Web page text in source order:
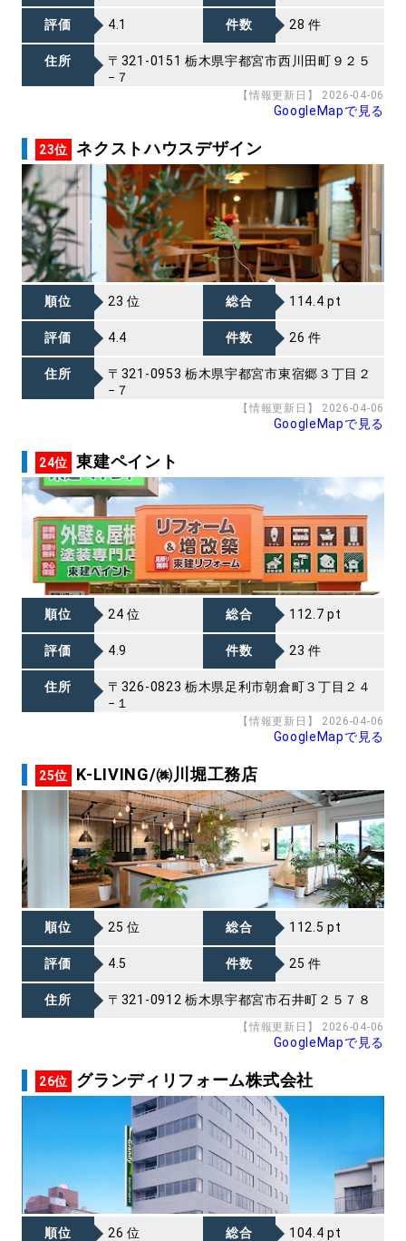
評価 4.1 件数 28 件
住所
〒321-0151 栃木県宇都宮市西川田町９２５
−７
【情報更新日】 2026-04-06
GoogleMapで見る
23位 ネクストハウスデザイン
順位 23 位 総合 114.4 pt
評価 4.4 件数 26 件
住所
〒321-0953 栃木県宇都宮市東宿郷３丁目２
−７
【情報更新日】 2026-04-06
GoogleMapで見る
24位 東建ペイント
順位 24 位 総合 112.7 pt
評価 4.9 件数 23 件
住所
〒326-0823 栃木県足利市朝倉町３丁目２４
−１
【情報更新日】 2026-04-06
GoogleMapで見る
25位 K-LIVING/㈱川堀工務店
順位 25 位 総合 112.5 pt
評価 4.5 件数 25 件
住所 〒321-0912 栃木県宇都宮市石井町２５７８
【情報更新日】 2026-04-06
GoogleMapで見る
26位 グランディリフォーム株式会社
順位 26 位 総合 104.4 pt